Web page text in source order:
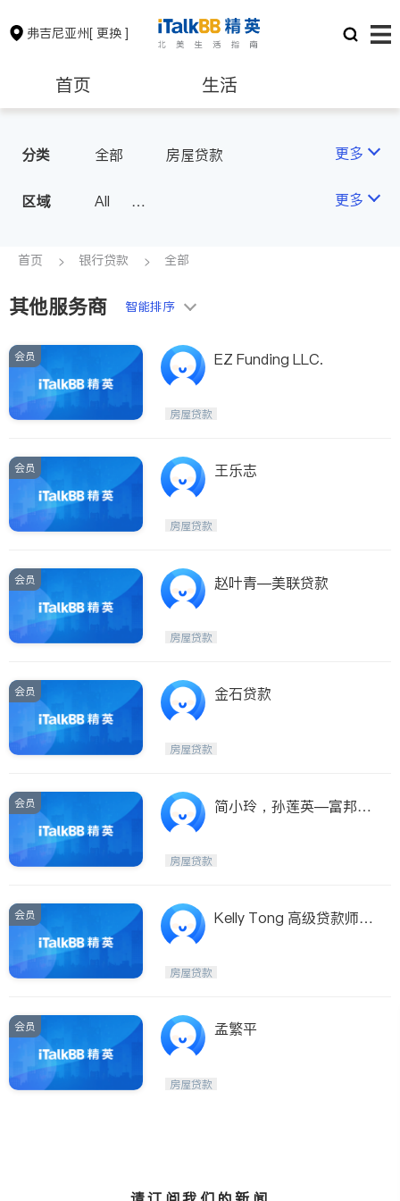
弗吉尼亚州[ 更换 ]
首页 生活
保险理财
银行贷款
建筑装修
非盈利组织
分类 全部 房屋贷款 更多
区域
All
C.)
Roanoke & Lynchburg
更多
首页 银行贷款 全部
其他服务商 智能排序
会员 EZ Funding LLC.
房屋贷款
会员 王乐志
房屋贷款
会员 赵叶青—美联贷款
房屋贷款
会员 金石贷款
房屋贷款
会员
简小玲，孙莲英—富邦贷
房屋贷款
会员
Kelly Tong 高级贷款师，
房屋贷款
会员 孟繁平
房屋贷款